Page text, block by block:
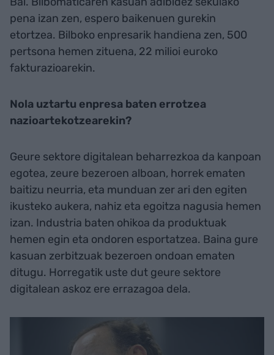
pena izan zen, espero baikenuen gurekin
etortzea. Bilboko enpresarik handiena zen, 500
pertsona hemen zituena, 22 milioi euroko
fakturazioarekin.
Nola uztartu enpresa baten errotzea
nazioartekotzearekin?
Geure sektore digitalean beharrezkoa da kanpoan
egotea, zeure bezeroen alboan, horrek ematen
baitizu neurria, eta munduan zer ari den egiten
ikusteko aukera, nahiz eta egoitza nagusia hemen
izan. Industria baten ohikoa da produktuak
hemen egin eta ondoren esportatzea. Baina gure
kasuan zerbitzuak bezeroen ondoan ematen
ditugu. Horregatik uste dut geure sektore
digitalean askoz ere errazagoa dela.